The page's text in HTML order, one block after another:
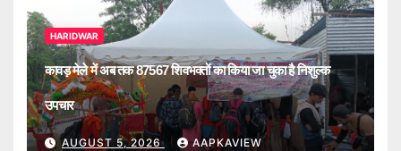
HARIDWAR
कावड़ मेले में अब तक 87567 शिवभक्तों का किया जा चुका है निशुल्क
उपचार
AUGUST 5, 2026 AAPKAVIEW